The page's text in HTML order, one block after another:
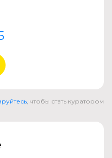
, чтобы стать куратором